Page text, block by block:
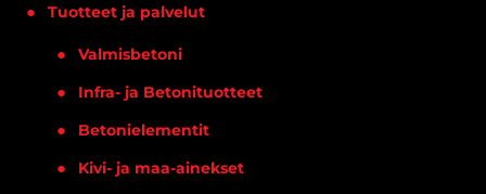
Tuotteet ja palvelut
Valmisbetoni
Infra- ja Betonituotteet
Betonielementit
Kivi- ja maa-ainekset